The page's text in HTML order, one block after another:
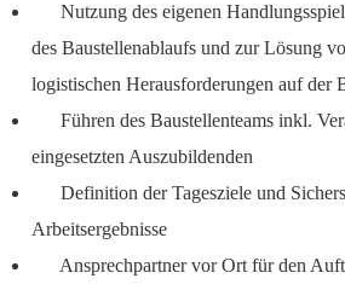
Nutzung des eigenen
des Baustellenablaufs und zur Lösung
logistischen Herausforderungen auf der
Führen des Baustellenteams inkl.
eingesetzten Auszubildenden
Definition der Tagesziele und
Arbeitsergebnisse
Ansprechpartner vor Ort für den